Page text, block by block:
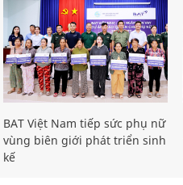
BAT Việt Nam tiếp sức phụ nữ
vùng biên giới phát triển sinh
kế